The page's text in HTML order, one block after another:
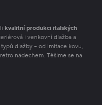
kvalitní produkci italských
i venkovní dlažba a
dlažby – od imitace kovu,
nádechem. Těšíme se na